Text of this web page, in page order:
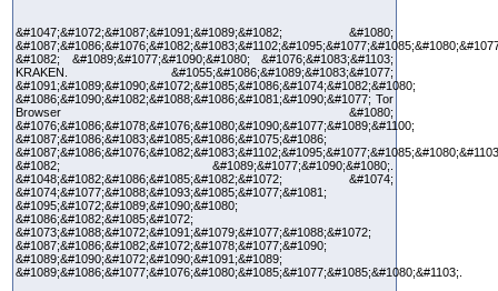
&#1047;&#1072;&#1087;&#1091;&#1089;&#1082; &#1080;
&#1082; &#1089;&#1077;&#1090;&#1080; &#1076;&#1083;&#1103;
KRAKEN. &#1055;&#1086;&#1089;&#1083;&#1077;
&#1091;&#1089;&#1090;&#1072;&#1085;&#1086;&#1074;&#1082;&#1080;
&#1086;&#1090;&#1082;&#1088;&#1086;&#1081;&#1090;&#1077; Tor
Browser &#1080;
&#1076;&#1086;&#1078;&#1076;&#1080;&#1090;&#1077;&#1089;&#1100;
&#1087;&#1086;&#1083;&#1085;&#1086;&#1075;&#1086;
&#1082; &#1089;&#1077;&#1090;&#1080;.
&#1048;&#1082;&#1086;&#1085;&#1082;&#1072; &#1074;
&#1074;&#1077;&#1088;&#1093;&#1085;&#1077;&#1081;
&#1095;&#1072;&#1089;&#1090;&#1080;
&#1086;&#1082;&#1085;&#1072;
&#1073;&#1088;&#1072;&#1091;&#1079;&#1077;&#1088;&#1072;
&#1087;&#1086;&#1082;&#1072;&#1078;&#1077;&#1090;
&#1089;&#1090;&#1072;&#1090;&#1091;&#1089;
&#1089;&#1086;&#1077;&#1076;&#1080;&#1085;&#1077;&#1085;&#1080;&#1103;.